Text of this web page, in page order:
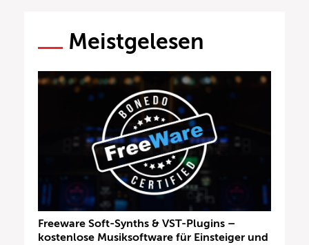
Meistgelesen
Freeware Soft-Synths & VST-Plugins –
kostenlose Musiksoftware für Einsteiger und